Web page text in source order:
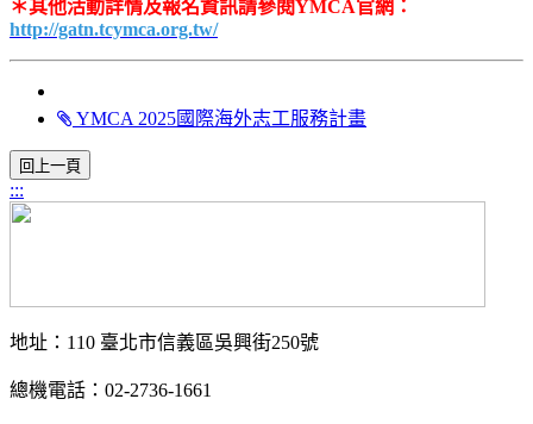
＊其他活動詳情及報名資訊請參閱YMCA官網：
http://gatn.tcymca.org.tw/
YMCA 2025國際海外志工服務計畫
:::
地址：110 臺北市信義區吳興街250號
總機電話：02-2736-1661